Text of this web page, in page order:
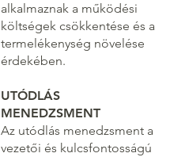
alkalmaznak a működési
költségek csökkentése és a
termelékenység növelése
érdekében.
UTÓDLÁS
MENEDZSMENT
Az utódlás menedzsment a
vezetői és kulcsfontosságú